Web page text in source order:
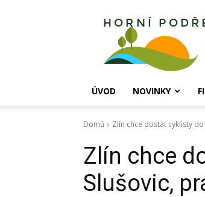
ÚVOD NOVINKY
Domů Zlín chce dostat cyklisty
Zlín chce
Slušovic,